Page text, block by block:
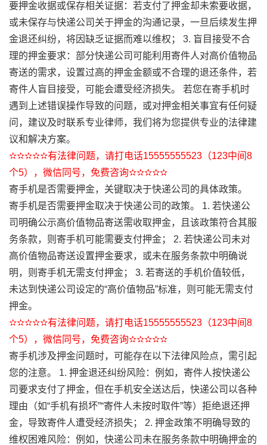
要押金收据或保存相关证据：若支付了押金却未索要收据，
或未保存与快递公司关于押金的沟通记录，一旦后续发生押
金退还纠纷，将因缺乏证据而难以维权； 3. 盲目接受不合
理的押金要求：部分快递公司可能利用寄件人对高价值物品
寄送的需求，设置过高的押金金额或不合理的退还条件，若
寄件人盲目接受，可能会遭受经济损失。 若您在寄手机时
遇到上述错误操作导致的问题，或对押金相关事宜有任何疑
问，建议及时联系专业律师，我们将为您提供专业的法律建
议和解决方案。
✫✫✫✫✫有法律问题，请打电话15555555523（123中间8
个5），微信同号，免费咨询✫✫✫✫✫
寄手机是否需要押金，关键取决于快递公司的具体政策。
寄手机是否需要押金取决于快递公司的政策。 1. 若快递公
司明确公示高价值物品寄送需收取押金，且该政策符合其服
务条款，则寄手机可能需要支付押金； 2. 若快递公司未对
高价值物品寄送设置押金要求，或未在服务条款中明确说
明，则寄手机无需支付押金； 3. 若寄送的手机价值较低，
未达到快递公司设定的“高价值物品”标准，则可能无需支付
押金。
✫✫✫✫✫有法律问题，请打电话15555555523（123中间8
个5），微信同号，免费咨询✫✫✫✫✫
寄手机涉及押金问题时，可能存在以下法律风险点，需引起
您的注意。 1. 押金退还纠纷风险：例如，寄件人按快递公
司要求支付了押金，但在手机安全送达后，快递公司以各种
理由（如“手机有损坏”“寄件人未按时取件”等）拒绝退还押
金，导致寄件人遭受经济损失； 2. 押金政策不明确导致的
维权困难风险：例如，快递公司未在服务条款中明确押金的